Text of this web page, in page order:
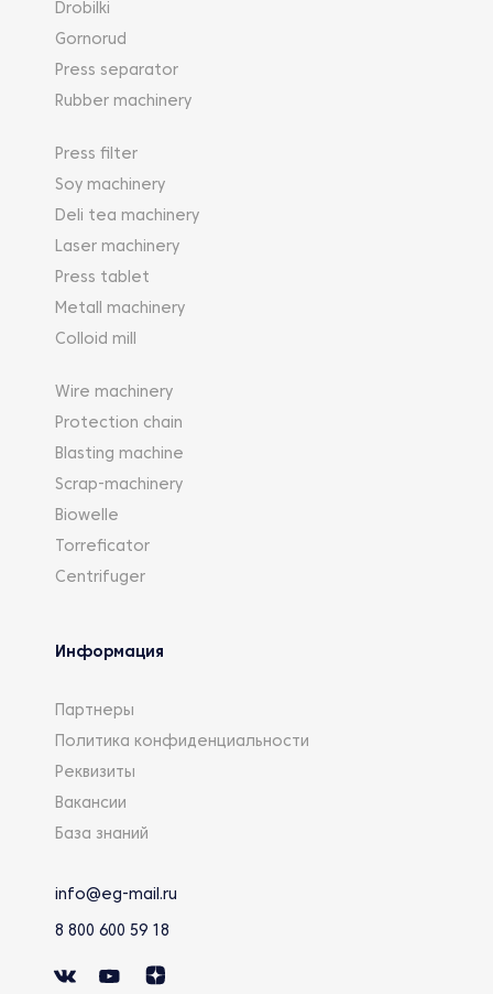
Drobilki
Gornorud
Press separator
Rubber machinery
Press filter
Soy machinery
Deli tea machinery
Laser machinery
Press tablet
Metall machinery
Colloid mill
Wire machinery
Protection chain
Blasting machine
Scrap-machinery
Biowelle
Torreficator
Centrifuger
Информация
Партнеры
Политика конфиденциальности
Реквизиты
Вакансии
База знаний
info@eg-mail.ru
8 800 600 59 18